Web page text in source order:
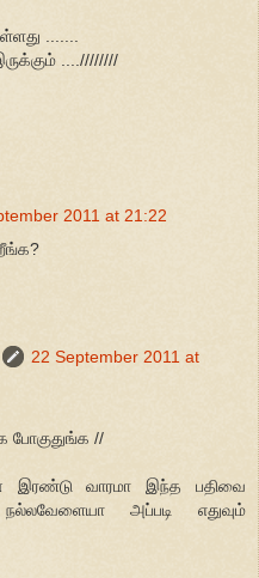
.......
....////////
2011 at 21:22
22 September 2011 at
//
இரண்டு வாரமா இந்த பதிவை
அப்படி எதுவும்